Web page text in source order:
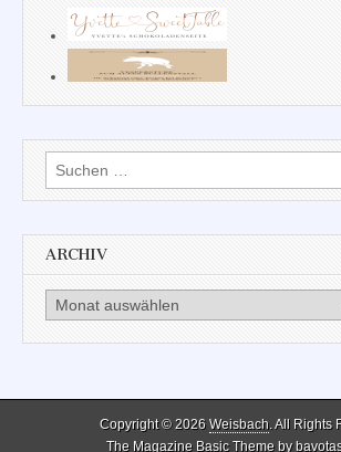
Suchen
nach:
ARCHIV
Archiv
Copyright © 2026 Weisbach. All Rights
The Magazine Basic Theme by